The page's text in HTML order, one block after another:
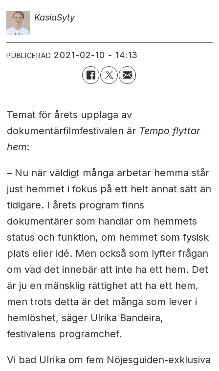
KasiaSyty
PUBLICERAD 2021-02-10 - 14:13
Temat för årets upplaga av
dokumentärfilmfestivalen är Tempo flyttar
hem:
– Nu när väldigt många arbetar hemma står
just hemmet i fokus på ett helt annat sätt än
tidigare. I årets program finns
dokumentärer som handlar om hemmets
status och funktion, om hemmet som fysisk
plats eller idé. Men också som lyfter frågan
om vad det innebär att inte ha ett hem. Det
är ju en mänsklig rättighet att ha ett hem,
men trots detta är det många som lever i
hemlöshet, säger Ulrika Bandeira,
festivalens programchef.
Vi bad Ulrika om fem Nöjesguiden-exklusiva